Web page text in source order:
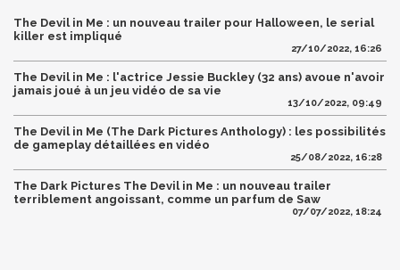
The Devil in Me : un nouveau trailer pour Halloween, le serial
killer est impliqué
27/10/2022, 16:26
The Devil in Me : l'actrice Jessie Buckley (32 ans) avoue n'avoir
jamais joué à un jeu vidéo de sa vie
13/10/2022, 09:49
The Devil in Me (The Dark Pictures Anthology) : les possibilités
de gameplay détaillées en vidéo
25/08/2022, 16:28
The Dark Pictures The Devil in Me : un nouveau trailer
terriblement angoissant, comme un parfum de Saw
07/07/2022, 18:24